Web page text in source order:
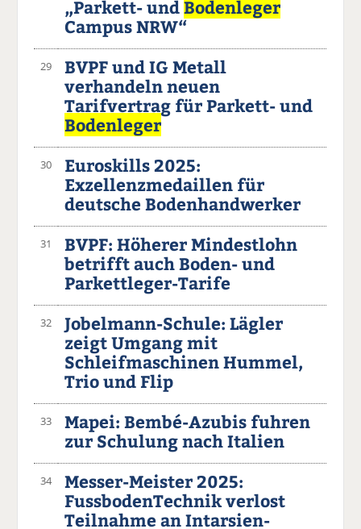
„Parkett- undBodenleger
Campus NRW“
29
BVPF und IG Metall
verhandeln neuen
Tarifvertrag für Parkett- und
Bodenleger
30
Euroskills 2025:
Exzellenzmedaillen für
deutsche Bodenhandwerker
31
BVPF: Höherer Mindestlohn
betrifft auch Boden- und
Parkettleger-Tarife
32
Jobelmann-Schule: Lägler
zeigt Umgang mit
Schleifmaschinen Hummel,
Trio und Flip
33
Mapei: Bembé-Azubis fuhren
zur Schulung nach Italien
34
Messer-Meister 2025:
FussbodenTechnik verlost
Teilnahme an Intarsien-